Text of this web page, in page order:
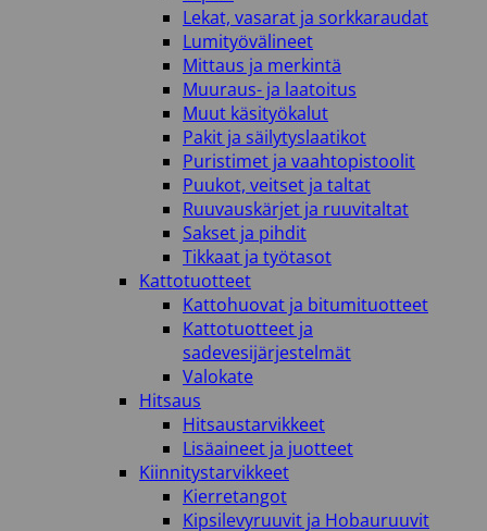
Lekat, vasarat ja sorkkaraudat
Lumityövälineet
Mittaus ja merkintä
Muuraus- ja laatoitus
Muut käsityökalut
Pakit ja säilytyslaatikot
Puristimet ja vaahtopistoolit
Puukot, veitset ja taltat
Ruuvauskärjet ja ruuvitaltat
Sakset ja pihdit
Tikkaat ja työtasot
Kattotuotteet
Kattohuovat ja bitumituotteet
Kattotuotteet ja
sadevesijärjestelmät
Valokate
Hitsaus
Hitsaustarvikkeet
Lisäaineet ja juotteet
Kiinnitystarvikkeet
Kierretangot
Kipsilevyruuvit ja Hobauruuvit